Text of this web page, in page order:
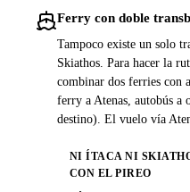
Ferry con doble
Tampoco existe un solo
Skiathos. Para hacer la
combinar dos ferries con
ferry a Atenas, autobús a
destino). El vuelo vía
NI ÍTACA NI
CON EL PIREO